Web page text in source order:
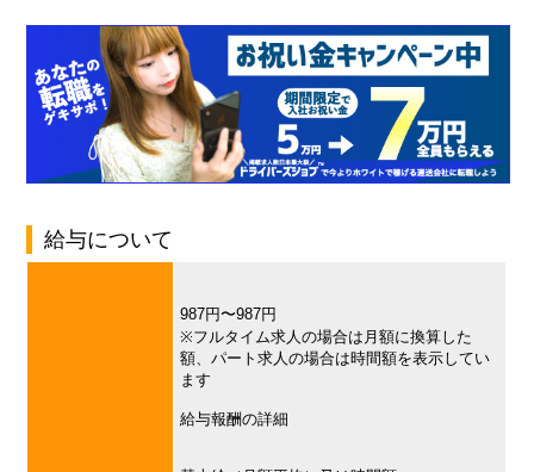
給与について
987円〜987円
※フルタイム求人の場合は月額に換算した
額、パート求人の場合は時間額を表示してい
ます
給与報酬の詳細